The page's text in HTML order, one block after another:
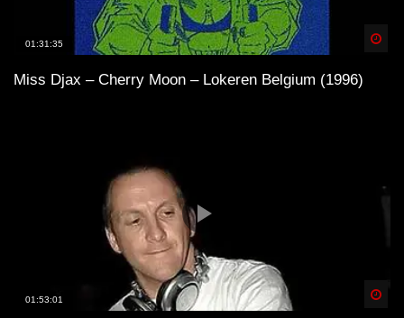
01:31:35
Miss Djax – Cherry Moon – Lokeren Belgium (1996)
01:53:01